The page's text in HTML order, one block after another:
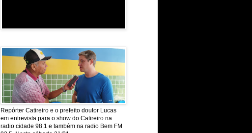
Repórter Catireiro e o prefeito doutor Lucas
em entrevista para o show do Catireiro na
radio cidade 98.1 e também na radio Bem FM